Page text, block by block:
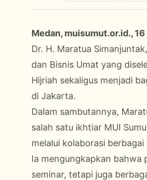
Medan, muisumut.or.id.,
Dr. H. Maratua
dan Bisnis Umat yang
Hijriah sekaligus menjadi
di Jakarta.
Dalam sambutannya,
salah satu ikhtiar MUI
melalui kolaborasi berbagai
Ia mengungkapkan bahwa
seminar, tetapi juga